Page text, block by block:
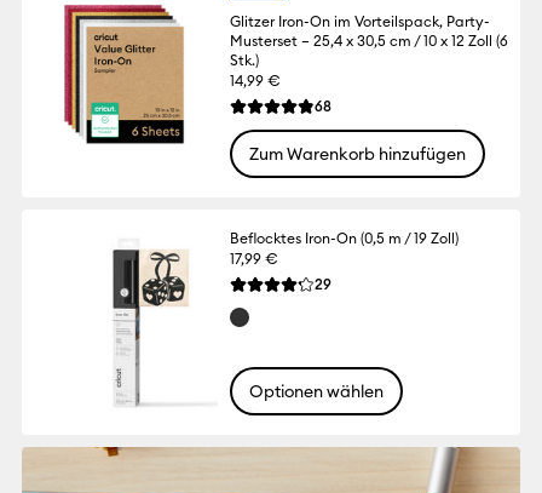
Glitzer Iron-On im Vorteilspack, Party-
Musterset – 25,4 x 30,5 cm / 10 x 12 Zoll (6
Stk.)
14,99 €
Die durchschnittliche Bewertung für
68Reviews
Zum Warenkorb hinzufügen
Beflocktes Iron-On (0,5 m / 19 Zoll)
17,99 €
Die durchschnittliche Bewertung für
29Reviews
Optionen wählen